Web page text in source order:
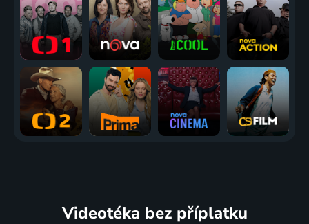
Videotéka bez příplatku